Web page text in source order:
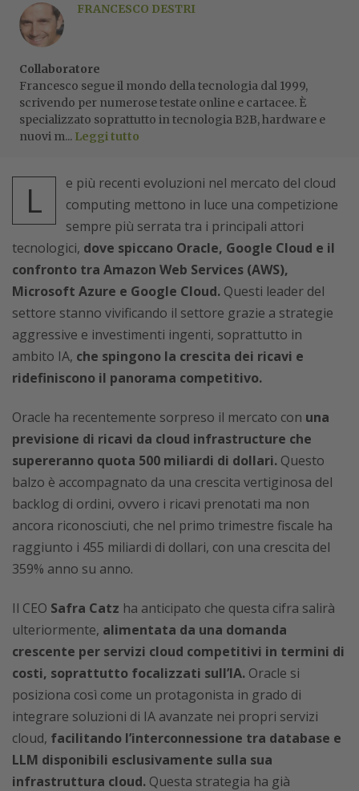
FRANCESCO DESTRI
Collaboratore
Francesco segue il mondo della tecnologia dal 1999,
scrivendo per numerose testate online e cartacee. È
specializzato soprattutto in tecnologia B2B, hardware e
nuovi m... Leggi tutto
L
e più recenti evoluzioni nel mercato del cloud
computing mettono in luce una competizione
sempre più serrata tra i principali attori
tecnologici, dove spiccano Oracle, Google Cloud e il
confronto tra Amazon Web Services (AWS),
Microsoft Azure e Google Cloud. Questi leader del
settore stanno vivificando il settore grazie a strategie
aggressive e investimenti ingenti, soprattutto in
ambito IA, che spingono la crescita dei ricavi e
ridefiniscono il panorama competitivo.
Oracle ha recentemente sorpreso il mercato con una
previsione di ricavi da cloud infrastructure che
supereranno quota 500 miliardi di dollari. Questo
balzo è accompagnato da una crescita vertiginosa del
backlog di ordini, ovvero i ricavi prenotati ma non
ancora riconosciuti, che nel primo trimestre fiscale ha
raggiunto i 455 miliardi di dollari, con una crescita del
359% anno su anno.
Il CEO Safra Catz ha anticipato che questa cifra salirà
ulteriormente, alimentata da una domanda
crescente per servizi cloud competitivi in termini di
costi, soprattutto focalizzati sull’IA. Oracle si
posiziona così come un protagonista in grado di
integrare soluzioni di IA avanzate nei propri servizi
cloud, facilitando l’interconnessione tra database e
LLM disponibili esclusivamente sulla sua
infrastruttura cloud. Questa strategia ha già